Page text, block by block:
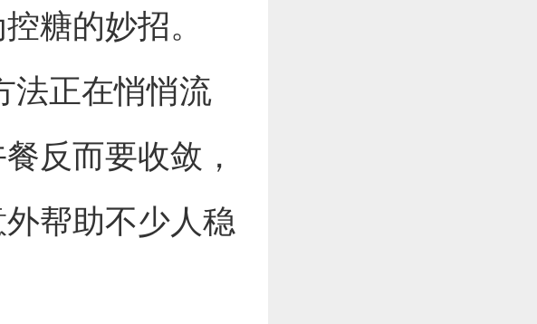
糖的妙招。
法正在悄悄流
反而要收敛，
帮助不少人稳